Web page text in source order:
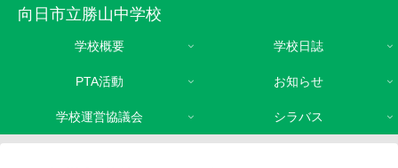
向日市立勝山中学校
学校概要 学校日誌
PTA活動 お知らせ
学校運営協議会 シラバス